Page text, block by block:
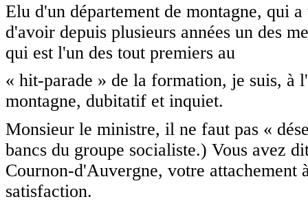
Elu d'un département de montagne, qui
d'avoir depuis plusieurs années un des
qui est l'un des tout premiers au
« hit-parade » de la formation, je suis, à
montagne, dubitatif et inquiet.
Monsieur le ministre, il ne faut pas «
bancs du groupe socialiste.) Vous avez
Cournon-d'Auvergne, votre attachement
satisfaction.